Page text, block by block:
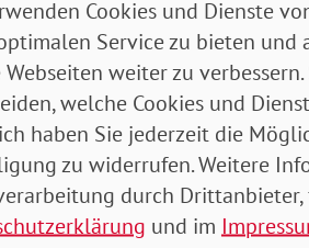
um weltweit auf soziale
Überwindung aufzurufen.
sind real gesunken
gibt es dafür noch viel zu
weiter wachsen, gab
und auch die
Cookies und Dienste
Service zu bieten und
Webseiten weiter zu
welche Cookies und
haben Sie jederzeit die
zu widerrufen. Weitere
durch
und im